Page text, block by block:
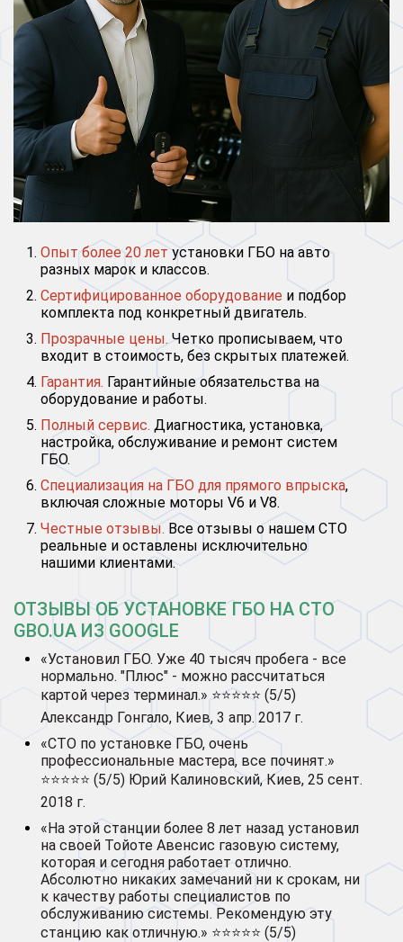
Опыт более 20 летустановки ГБО на авто
разных марок и классов.
Сертифицированное оборудование и подбор
комплекта под конкретный двигатель.
Прозрачные цены.Четко прописываем, что
входит в стоимость, без скрытых платежей.
Гарантия. Гарантийные обязательства на
оборудование и работы.
Полный сервис. Диагностика, установка,
настройка, обслуживание и ремонт систем
ГБО.
Специализация на ГБО для прямого впрыска,
включая сложные моторы V6 и V8.
Честные отзывы. Все отзывы о нашем СТО
реальные и оставлены исключительно
нашими клиентами.
ОТЗЫВЫ ОБ УСТАНОВКЕ ГБО НА СТО
GBO.UA ИЗ GOOGLE
«Установил ГБО. Уже 40 тысяч пробега - все
нормально. "Плюс" - можно рассчитаться
картой через терминал.» ⭐⭐⭐⭐⭐ (5/5)
Александр Гонгало, Киев, 3 апр. 2017 г.
«СТО по установке ГБО, очень
профессиональные мастера, все починят.»
⭐⭐⭐⭐⭐ (5/5) Юрий Калиновский, Киев, 25 сент.
2018 г.
«На этой станции более 8 лет назад установил
на своей Тойоте Авенсис газовую систему,
которая и сегодня работает отлично.
Абсолютно никаких замечаний ни к срокам, ни
к качеству работы специалистов по
обслуживанию системы. Рекомендую эту
станцию как отличную.» ⭐⭐⭐⭐⭐ (5/5)